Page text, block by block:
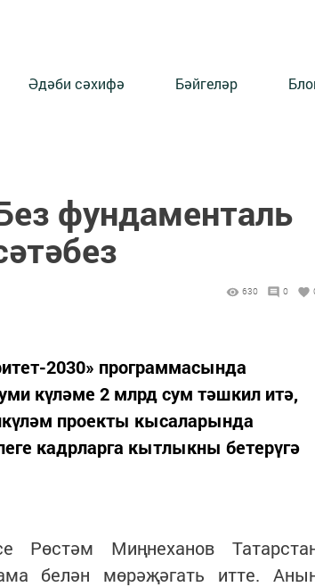
Әдәби сәхифә Бәйгеләр
фундаменталь
630 0
2030» программасында
күләме 2 млрд сум тәшкил итә,
проекты кысаларында
кадрларга кытлыкны бетерүгә
Рөстәм Миңнеханов
белән мөрәҗәгать итте.